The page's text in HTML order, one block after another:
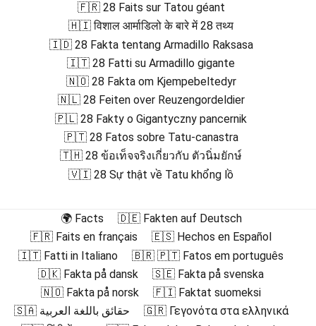
🇫🇷 28 Faits sur Tatou géant
🇭🇮 विशाल आर्माडिलो के बारे में 28 तथ्य
🇮🇩 28 Fakta tentang Armadillo Raksasa
🇮🇹 28 Fatti su Armadillo gigante
🇳🇴 28 Fakta om Kjempebeltedyr
🇳🇱 28 Feiten over Reuzengordeldier
🇵🇱 28 Fakty o Gigantyczny pancernik
🇵🇹 28 Fatos sobre Tatu-canastra
🇹🇭 28 ข้อเท็จจริงเกี่ยวกับ ตัวนิ่มยักษ์
🇻🇮 28 Sự thật về Tatu khổng lồ
🌍 Facts
🇩🇪 Fakten auf Deutsch
🇫🇷 Faits en français
🇪🇸 Hechos en Español
🇮🇹 Fatti in Italiano
🇧🇷 🇵🇹 Fatos em português
🇩🇰 Fakta på dansk
🇸🇪 Fakta på svenska
🇳🇴 Fakta på norsk
🇫🇮 Faktat suomeksi
🇸🇦 حقائق باللغة العربية
🇬🇷 Γεγονότα στα ελληνικά